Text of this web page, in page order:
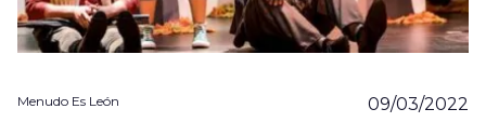
Menudo Es León 09/03/2022